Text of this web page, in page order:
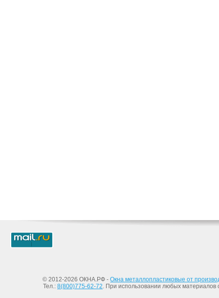
© 2012-2026 ОКНА.РФ -Окна металлопластиковые от
Тел.: 8(800)775-62-72. При использовании любых материалов